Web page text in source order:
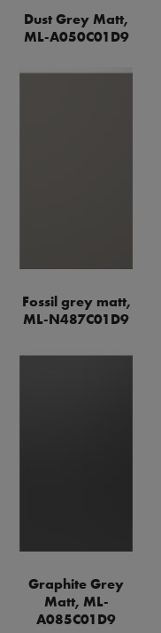
Dust Grey Matt,
ML-A050C01D9
Fossil grey matt,
ML-N487C01D9
Graphite Grey
Matt, ML-
A085C01D9